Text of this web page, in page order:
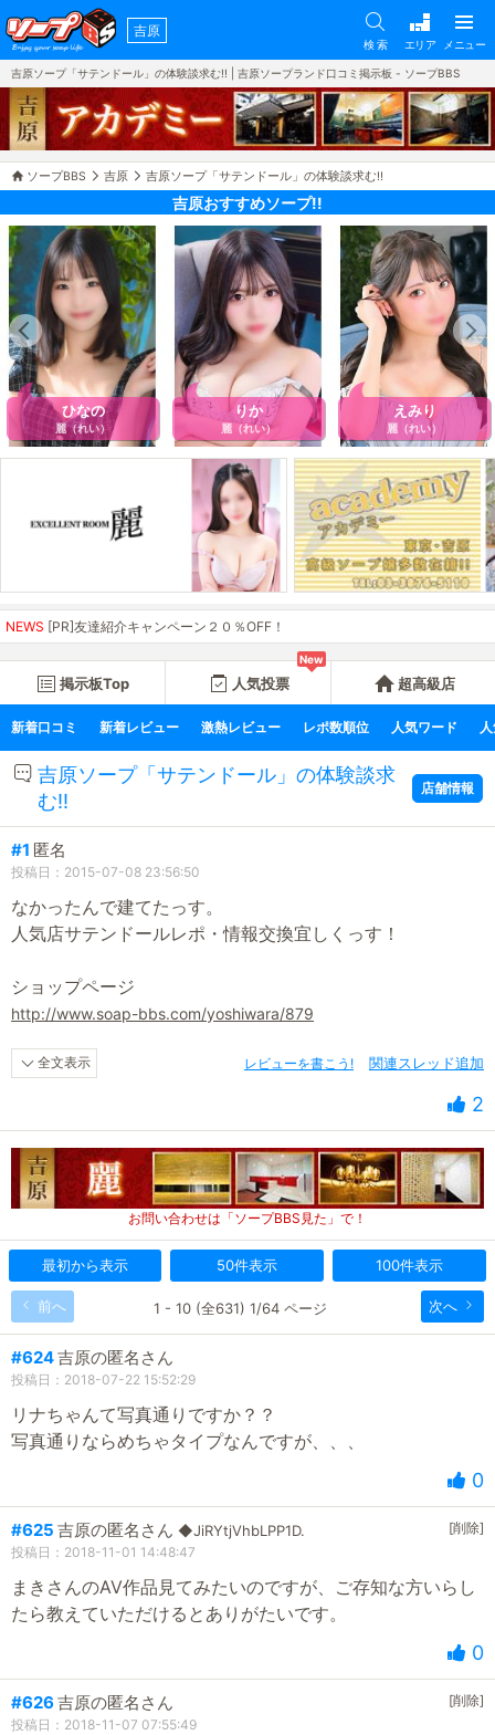
吉原
検 索 エリア メニュー
吉原ソープ「サテンドール」の体験談求む!! | 吉原ソープランド口コミ掲示板 - ソープBBS
ソープBBS 吉原 吉原ソープ「サテンドール」の体験談求む!!
吉原おすすめソープ!!
ひなの
麗（れい）
りか
麗（れい）
えみり
麗（れい）
NEWS [PR]友達紹介キャンペーン２０％OFF！
掲示板Top
New
人気投票 超高級店
新着口コミ 新着レビュー 激熱レビュー レポ数順位 人気ワード
吉原ソープ「サテンドール」の体験談求
む!!
店舗情報
#1 匿名
投稿日：2015-07-08 23:56:50
なかったんで建てたっす。
人気店サテンドールレポ・情報交換宜しくっす！
ショップページ
http://www.soap-bbs.com/yoshiwara/879
全文表示 関連スレッド追加
レビューを書こう!
2
お問い合わせは「ソープBBS見た」で！
最初から表示 50件表示 100件表示
前へ 次へ
1 - 10 (全631) 1/64 ページ
#624吉原の匿名さん
投稿日：2018-07-22 15:52:29
リナちゃんて写真通りですか？？
写真通りならめちゃタイプなんですが、、、
0
#625 吉原の匿名さん ◆JiRYtjVhbLPP1D.
[削除]
投稿日：2018-11-01 14:48:47
まきさんのAV作品見てみたいのですが、ご存知な方いらし
たら教えていただけるとありがたいです。
0
#626 吉原の匿名さん
[削除]
投稿日：2018-11-07 07:55:49